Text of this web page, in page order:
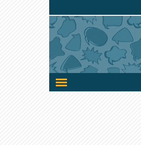
Ativar/desativar
a